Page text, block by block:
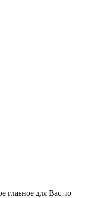
главное для Вас по